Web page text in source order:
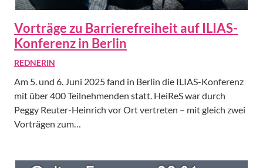
Vorträge zu Barrierefreiheit auf ILIAS-
Konferenz in Berlin
REDNERIN
Am 5. und 6. Juni 2025 fand in Berlin die ILIAS-Konferenz
mit über 400 Teilnehmenden statt. HeiReS war durch
Peggy Reuter-Heinrich vor Ort vertreten – mit gleich zwei
Vorträgen zum…